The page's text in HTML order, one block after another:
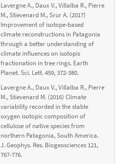
Lavergne A., Daux V., Villalba R., Pierre
M., Stievenard M., Srur A. (2017)
Improvement of isotope-based
climate reconstructions in Patagonia
through a better understanding of
climate influences on isotopis
fractionation in tree rings. Earth
Planet. Sci. Lett. 459, 372-380.
Lavergne A., Daux V., Villalba R., Pierre
M., Stievenard M. (2016) Climate
variability recorded in the stable
oxygen isotopic composition of
cellulose of native species from
northern Patagonia, South America.
J. Geophys. Res. Biogeosciences 121,
767-776.